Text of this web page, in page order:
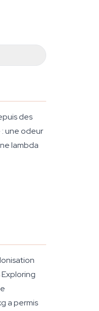
des
une odeur
lambda
Exploring
a permis